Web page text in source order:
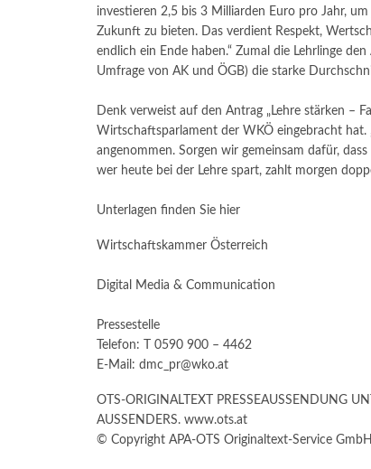
investieren 2,5 bis 3 Milliarden Euro pro Jahr,
Zukunft zu bieten. Das verdient Respekt,
endlich ein Ende haben.“ Zumal die Lehrlinge
Umfrage von AK und ÖGB) die starke
Denk verweist auf den Antrag „Lehre stärken –
Wirtschaftsparlament der WKÖ eingebracht
angenommen. Sorgen wir gemeinsam dafür,
wer heute bei der Lehre spart, zahlt morgen
Unterlagen finden Sie hier
Wirtschaftskammer Österreich
Digital Media & Communication
Pressestelle
Telefon: T 0590 900 – 4462
E-Mail: dmc_pr@wko.at
OTS-ORIGINALTEXT PRESSEAUSSENDUNG
AUSSENDERS. www.ots.at
© Copyright APA-OTS Originaltext-Service